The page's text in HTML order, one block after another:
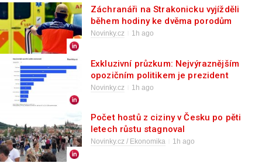
Záchranáři na Strakonicku vyjížděli
během hodiny ke dvěma porodům
Novinky.cz 1h ago
Exkluzivní průzkum: Nejvýraznějším
opozičním politikem je prezident
Pavel, druhý je paradoxně premiér
Novinky.cz 1h ago
Počet hostů z ciziny v Česku po pěti
letech růstu stagnoval
Novinky.cz / Ekonomika 1h ago